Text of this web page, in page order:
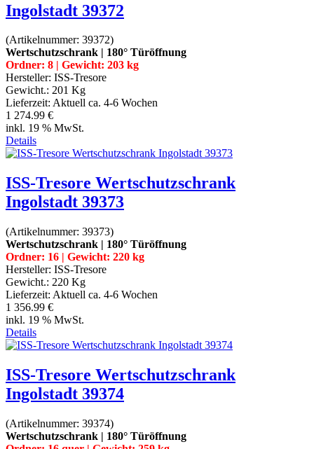
Ingolstadt 39372
(Artikelnummer: 39372)
Wertschutzschrank | 180° Türöffnung
Ordner: 8 | Gewicht: 203 kg
Hersteller: ISS-Tresore
Gewicht.: 201 Kg
Lieferzeit: Aktuell ca. 4-6 Wochen
1 274.99 €
inkl. 19 % MwSt.
Details
ISS-Tresore Wertschutzschrank
Ingolstadt 39373
(Artikelnummer: 39373)
Wertschutzschrank | 180° Türöffnung
Ordner: 16 | Gewicht: 220 kg
Hersteller: ISS-Tresore
Gewicht.: 220 Kg
Lieferzeit: Aktuell ca. 4-6 Wochen
1 356.99 €
inkl. 19 % MwSt.
Details
ISS-Tresore Wertschutzschrank
Ingolstadt 39374
(Artikelnummer: 39374)
Wertschutzschrank | 180° Türöffnung